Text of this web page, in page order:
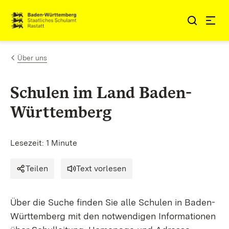
Zum Inhalt springen
Link zur Startseite
Über uns
Schulen im Land Baden-
Württemberg
Lesezeit: 1 Minute
Teilen Text vorlesen
Über die Suche finden Sie alle Schulen in Baden-
Württemberg mit den notwendigen Informationen